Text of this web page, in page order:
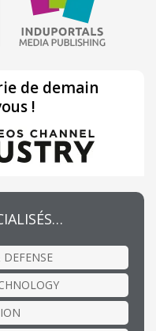
de demain
!